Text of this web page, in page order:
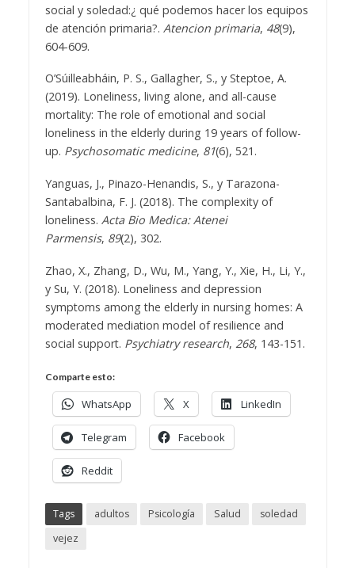
social y soledad:¿ qué podemos hacer los equipos
de atención primaria?. Atencion primaria, 48(9),
604-609.
O’Súilleabháin, P. S., Gallagher, S., y Steptoe, A.
(2019). Loneliness, living alone, and all-cause
mortality: The role of emotional and social
loneliness in the elderly during 19 years of follow-
up. Psychosomatic medicine, 81(6), 521.
Yanguas, J., Pinazo-Henandis, S., y Tarazona-
Santabalbina, F. J. (2018). The complexity of
loneliness. Acta Bio Medica: Atenei
Parmensis, 89(2), 302.
Zhao, X., Zhang, D., Wu, M., Yang, Y., Xie, H., Li, Y.,
y Su, Y. (2018). Loneliness and depression
symptoms among the elderly in nursing homes: A
moderated mediation model of resilience and
social support. Psychiatry research, 268, 143-151.
Comparte esto:
WhatsApp X LinkedIn
Telegram Facebook
Reddit
Tags adultos Psicología Salud
soledad
vejez